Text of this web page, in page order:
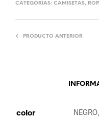
CATEGORÍAS: CAMISETAS,
PRODUCTO ANTERIOR
color